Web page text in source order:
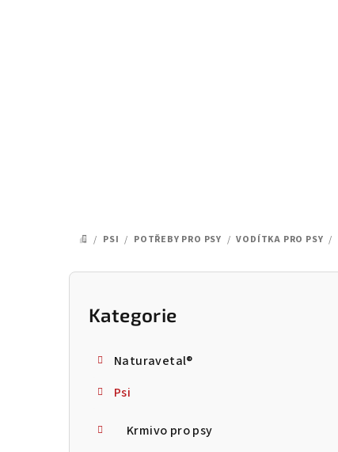
DOMŮ
/ PSI / POTŘEBY PRO PSY / VODÍTKA PRO PSY /
P
Přeskočit
kategorie
Kategorie
Naturavetal®
Psi
Krmivo pro psy